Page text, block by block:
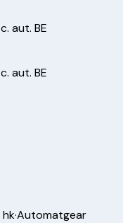
aut. BE
aut. BE
hk·Automatgear